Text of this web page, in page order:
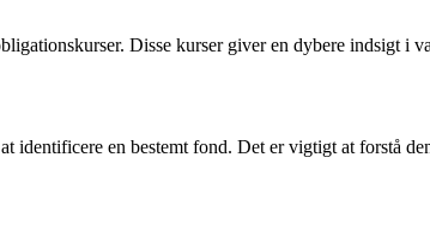
Disse kurser giver en dybere indsigt
identificere en bestemt fond. Det er vigtigt at forstå